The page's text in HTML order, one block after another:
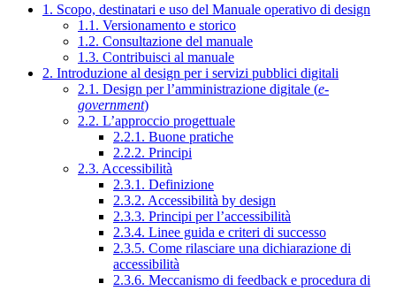
1. Scopo, destinatari e uso del Manuale operativo di design
1.1. Versionamento e storico
1.2. Consultazione del manuale
1.3. Contribuisci al manuale
2. Introduzione al design per i servizi pubblici digitali
2.1. Design per l’amministrazione digitale (e-
government)
2.2. L’approccio progettuale
2.2.1. Buone pratiche
2.2.2. Principi
2.3. Accessibilità
2.3.1. Definizione
2.3.2. Accessibilità by design
2.3.3. Principi per l’accessibilità
2.3.4. Linee guida e criteri di successo
2.3.5. Come rilasciare una dichiarazione di
accessibilità
2.3.6. Meccanismo di feedback e procedura di